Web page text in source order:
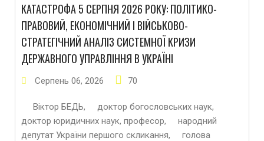
КАТАСТРОФА 5 СЕРПНЯ 2026 РОКУ: ПОЛІТИКО-
ПРАВОВИЙ, ЕКОНОМІЧНИЙ І ВІЙСЬКОВО-
СТРАТЕГІЧНИЙ АНАЛІЗ СИСТЕМНОЇ КРИЗИ
ДЕРЖАВНОГО УПРАВЛІННЯ В УКРАЇНІ
Серпень 06, 2026 70
Віктор БЕДЬ, доктор богословських наук,
доктор юридичних наук, професор, народний
депутат України першого скликання, голова